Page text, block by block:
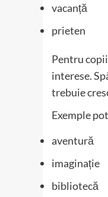
vacanță
prieten
Pentru
interese.
trebuie
Exemple
aventură
imaginație
bibliotecă